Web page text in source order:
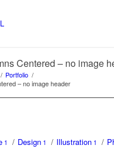
Centered – no image
/ Portfolio /
– no image header
1 / Design 1 / Illustration 1 /